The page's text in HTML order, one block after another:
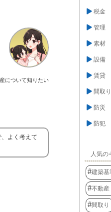
について知りたい
よく考えて
税金
管理
素材
設備
賃貸
間取り
防災
防犯
人気の
建築基
不動産
間取り